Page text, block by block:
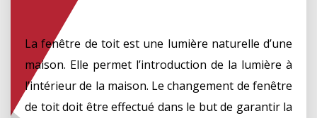
La fenêtre de toit est une lumière naturelle d’une
maison. Elle permet l’introduction de la lumière à
l’intérieur de la maison. Le changement de fenêtre
de toit doit être effectué dans le but de garantir la